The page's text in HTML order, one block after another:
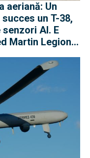
aeriană: Un
un T-38,
AI. E
Martin Legion